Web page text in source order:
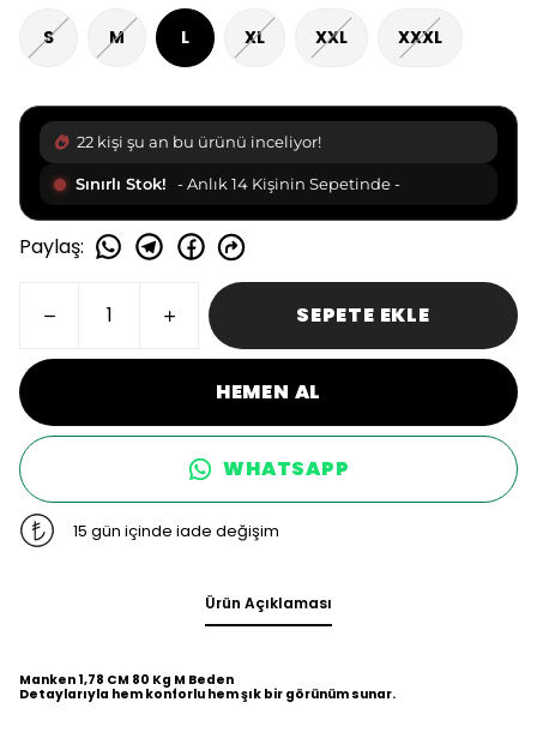
S M L XL XXL XXXL
22 kişi şu an bu ürünü inceliyor!
Sınırlı Stok! - Anlık 14 Kişinin Sepetinde -
Paylaş:
SEPETE EKLE
HEMEN AL
WHATSAPP
15 gün içinde iade değişim
Ürün Açıklaması
Manken 1,78 CM 80 Kg M Beden
Detaylarıyla hem konforlu hem şık bir görünüm sunar.